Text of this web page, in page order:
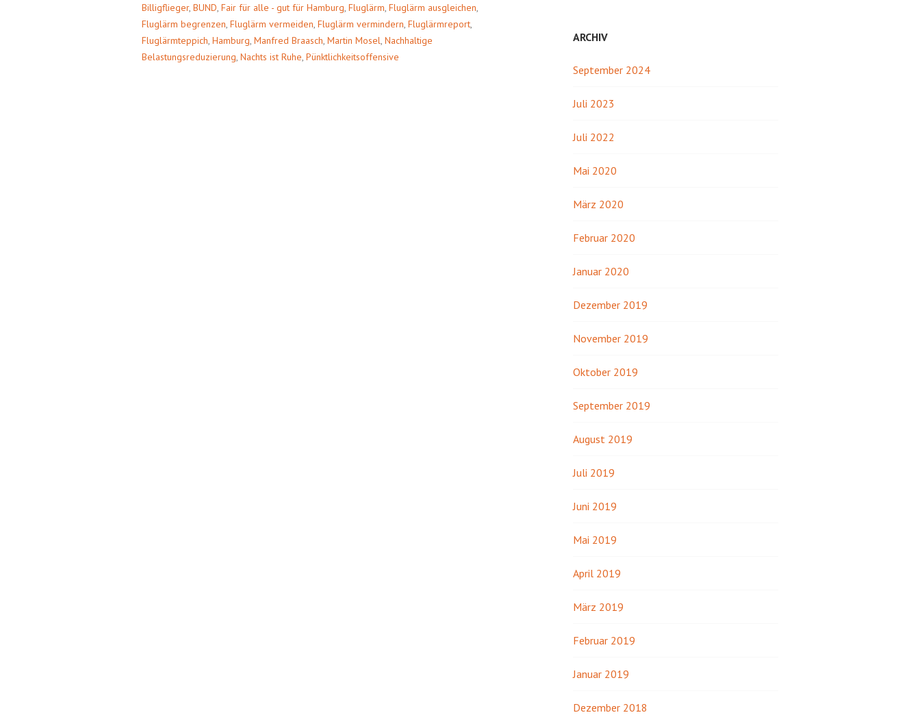
Billigflieger, BUND Fair für alle - gut für Hamburg Fluglärm Fluglärm ausgleichen
Fluglärm begrenzen Fluglärm vermeiden Fluglärm vermindern Fluglärmreport
Fluglärmteppich Hamburg Manfred Braasch Martin Mosel Nachhaltige
Belastungsreduzierung Nachts ist Ruhe Pünktlichkeitsoffensive
ARCHIV
September 2024
Juli 2023
Juli 2022
Mai 2020
März 2020
Februar 2020
Januar 2020
Dezember 2019
November 2019
Oktober 2019
September 2019
August 2019
Juli 2019
Juni 2019
Mai 2019
April 2019
März 2019
Februar 2019
Januar 2019
Dezember 2018